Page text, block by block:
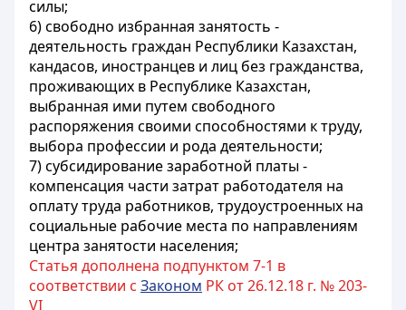
силы;
6) свободно избранная занятость -
деятельность граждан Республики Казахстан,
кандасов, иностранцев и лиц без гражданства,
проживающих в Республике Казахстан,
выбранная ими путем свободного
распоряжения своими способностями к труду,
выбора профессии и рода деятельности;
7) субсидирование заработной платы -
компенсация части затрат работодателя на
оплату труда работников, трудоустроенных на
социальные рабочие места по направлениям
центра занятости населения;
Статья дополнена подпунктом 7-1 в
соответствии с Законом РК от 26.12.18 г. № 203-
VI